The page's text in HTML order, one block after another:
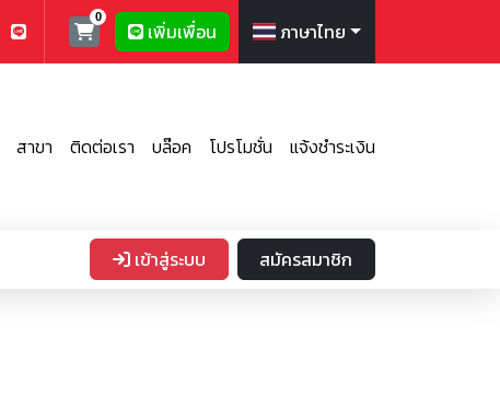
เพิ่มเพื่อน ภาษาไทย
สาขา ติดต่อเรา บล๊อค โปรโมชั่น แจ้งชำระเงิน
เข้าสู่ระบบ สมัครสมาชิก